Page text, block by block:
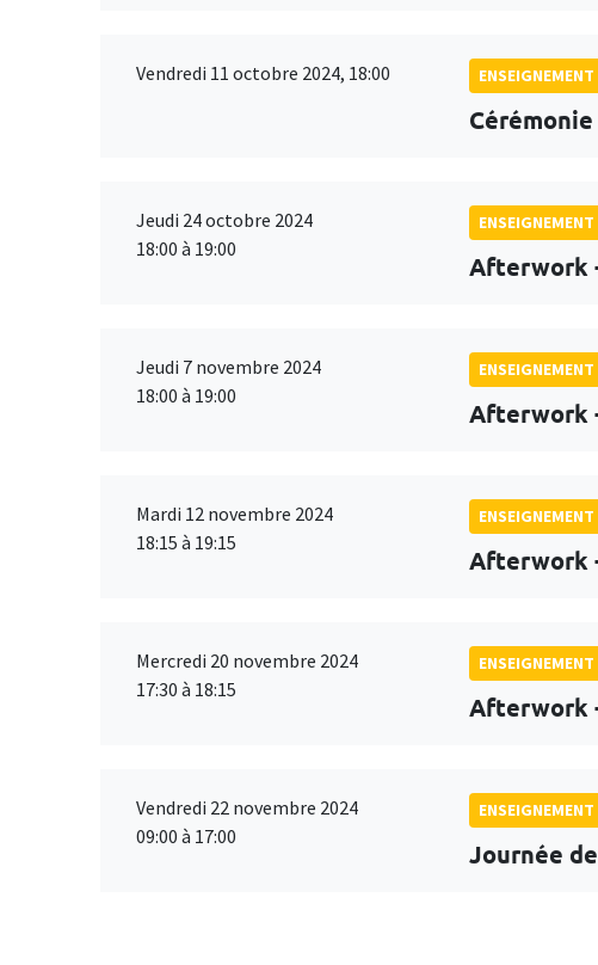
Vendredi 11 octobre 2024, 18:00 ENSEIGNEMENT
Jeudi 24 octobre 2024
18:00 à 19:00
ENSEIGNEMENT
Afterwork
Jeudi 7 novembre 2024
18:00 à 19:00
ENSEIGNEMENT
Afterwork
Mardi 12 novembre 2024
18:15 à 19:15
ENSEIGNEMENT
Afterwork
Mercredi 20 novembre 2024
17:30 à 18:15
ENSEIGNEMENT
Afterwork
Vendredi 22 novembre 2024
09:00 à 17:00
ENSEIGNEMENT
Journée